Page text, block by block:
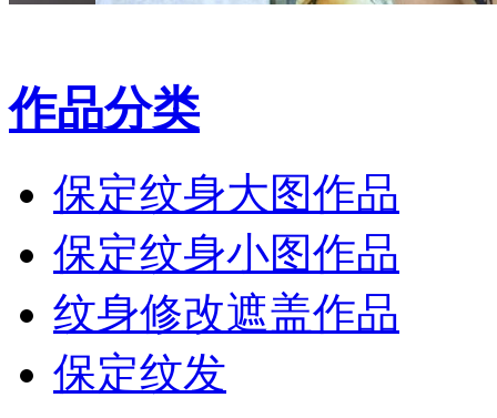
作品分类
保定纹身大图作品
保定纹身小图作品
纹身修改遮盖作品
保定纹发